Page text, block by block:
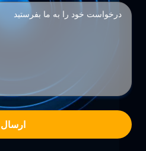
ارسال